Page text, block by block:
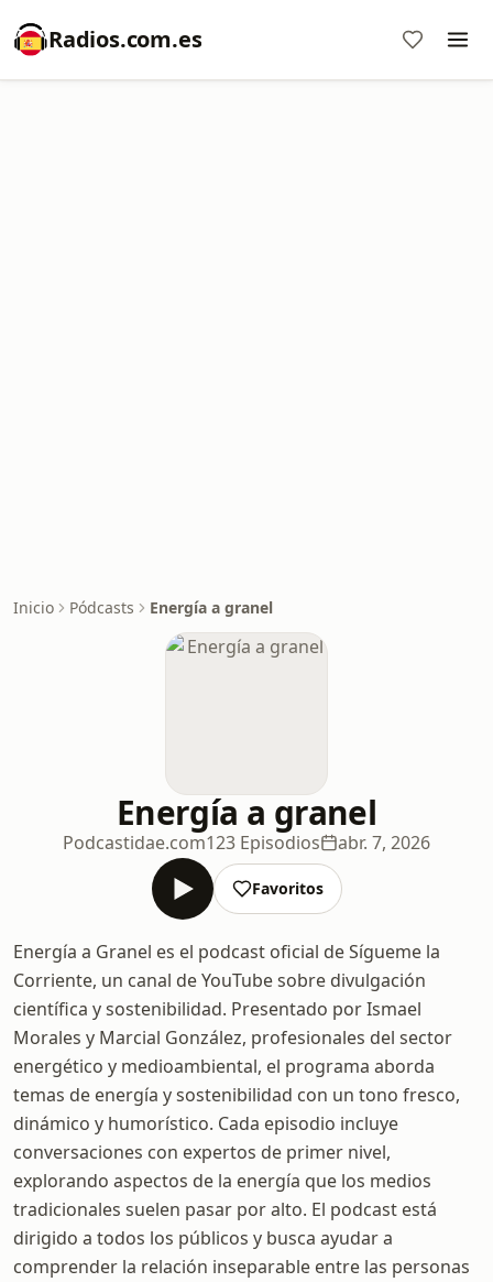
Radios.com.es
Inicio Pódcasts Energía a granel
Energía a granel
Podcastidae.com123 Episodios abr. 7, 2026
Favoritos
Energía a Granel es el podcast oficial de Sígueme la
Corriente, un canal de YouTube sobre divulgación
científica y sostenibilidad. Presentado por Ismael
Morales y Marcial González, profesionales del sector
energético y medioambiental, el programa aborda
temas de energía y sostenibilidad con un tono fresco,
dinámico y humorístico. Cada episodio incluye
conversaciones con expertos de primer nivel,
explorando aspectos de la energía que los medios
tradicionales suelen pasar por alto. El podcast está
dirigido a todos los públicos y busca ayudar a
comprender la relación inseparable entre las personas